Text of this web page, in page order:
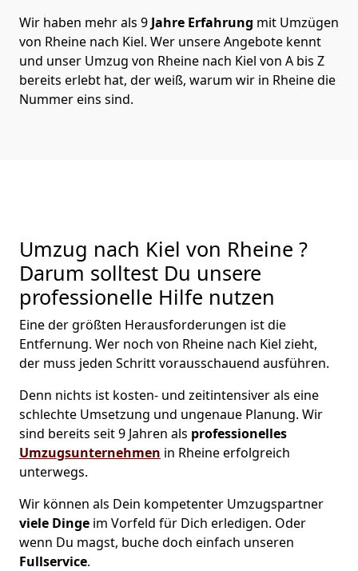
Wir haben mehr als 9 Jahre Erfahrung mit Umzügen
von Rheine nach Kiel. Wer unsere Angebote kennt
und unser Umzug von Rheine nach Kiel von A bis Z
bereits erlebt hat, der weiß, warum wir in Rheine die
Nummer eins sind.
Umzug nach Kiel von Rheine ?
Darum solltest Du unsere
professionelle Hilfe nutzen
Eine der größten Herausforderungen ist die
Entfernung. Wer noch von Rheine nach Kiel zieht,
der muss jeden Schritt vorausschauend ausführen.
Denn nichts ist kosten- und zeitintensiver als eine
schlechte Umsetzung und ungenaue Planung. Wir
sind bereits seit 9 Jahren als professionelles
Umzugsunternehmen in Rheine erfolgreich
unterwegs.
Wir können als Dein kompetenter Umzugspartner
viele Dinge im Vorfeld für Dich erledigen. Oder
wenn Du magst, buche doch einfach unseren
Fullservice.